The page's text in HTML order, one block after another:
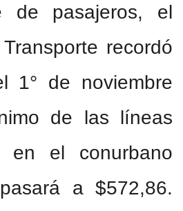
de pasajeros, el
recordó
1° de noviembre
de las líneas
en el conurbano
a $572,86.